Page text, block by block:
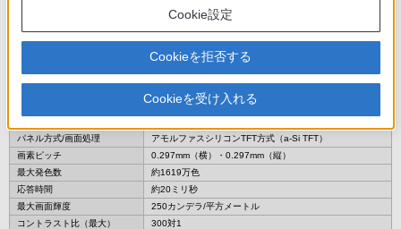
仕様を比較する
パネル方式/画面処理
アモルファスシリコンTFT方式（a-Si TFT）
画素ピッチ
0.297mm（横）・0.297mm（縦）
最大発色数
約1619万色
応答時間
約20ミリ秒
最大画面輝度
250カンデラ/平方メートル
コントラスト比（最大）
300対1
Cookie設定
Cookieを拒否する
Cookieを受け入れる